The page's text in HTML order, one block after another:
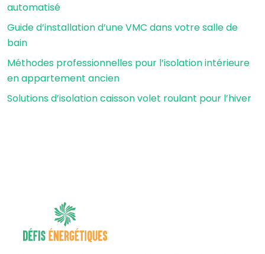
automatisé
Guide d’installation d’une VMC dans votre salle de
bain
Méthodes professionnelles pour l’isolation intérieure
en appartement ancien
Solutions d’isolation caisson volet roulant pour l’hiver